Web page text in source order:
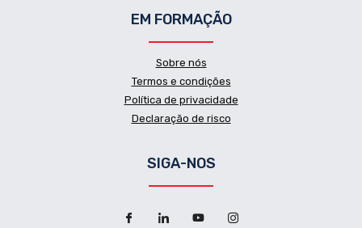
EM FORMAÇÃO
Sobre nós
Termos e condições
Política de privacidade
Declaração de risco
SIGA-NOS